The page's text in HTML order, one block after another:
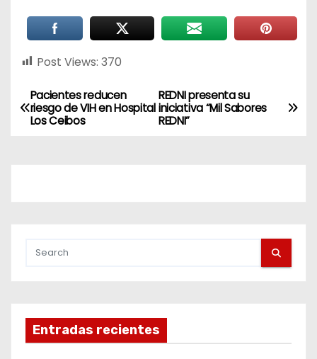
Post Views: 370
REDNI presenta su
iniciativa “Mil Sabores
REDNI”
Pacientes reducen
riesgo de VIH en Hospital
Los Ceibos
Entradas recientes